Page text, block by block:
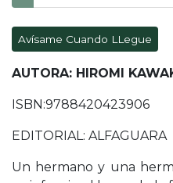
Avísame Cuando LLegue
AUTORA: HIROMI
ISBN:9788420423906
EDITORIAL: ALFAGUARA
Un hermano y una